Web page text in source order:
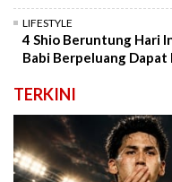
LIFESTYLE
4 Shio Beruntung Hari
Babi Berpeluang Dapat
TERKINI